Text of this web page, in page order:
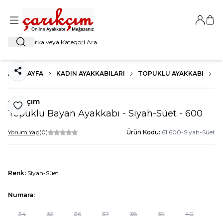
Ara
Giriş
ANA SAYFA KADIN AYAKKABILARI TOPUKLU AYAKKABI
Favoriye Ekle
Paylaş
çarıkçım
Topuklu Bayan Ayakkabı - Siyah-Süet - 600
Yorum Yap(0) Ürün Kodu: 61 600-Siyah-Süet
Renk: Siyah-Süet
Numara:
34 35 36 37 38 39 40